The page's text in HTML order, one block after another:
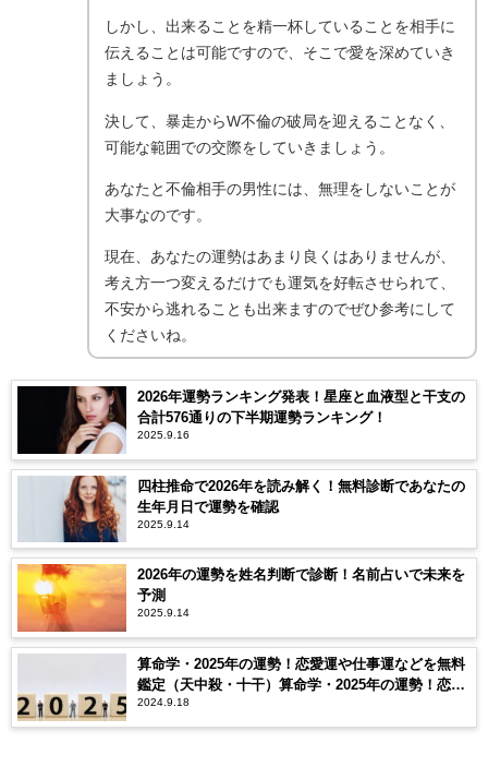
しかし、出来ることを精一杯していることを相手に
伝えることは可能ですので、そこで愛を深めていき
ましょう。
決して、暴走からW不倫の破局を迎えることなく、
可能な範囲での交際をしていきましょう。
あなたと不倫相手の男性には、無理をしないことが
大事なのです。
現在、あなたの運勢はあまり良くはありませんが、
考え方一つ変えるだけでも運気を好転させられて、
不安から逃れることも出来ますのでぜひ参考にして
くださいね。
2026年運勢ランキング発表！星座と血液型と干支の
合計576通りの下半期運勢ランキング！
2025.9.16
四柱推命で2026年を読み解く！無料診断であなたの
生年月日で運勢を確認
2025.9.14
2026年の運勢を姓名判断で診断！名前占いで未来を
予測
2025.9.14
算命学・2025年の運勢！恋愛運や仕事運などを無料
鑑定（天中殺・十干）算命学・2025年の運勢！恋愛
運や仕事運などを無料鑑定（天中殺・十干）
2024.9.18